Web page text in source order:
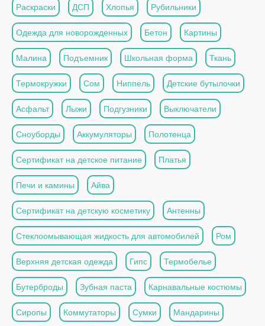
Раскраски ДСП Хлопья Рубильники
Одежда для новорожденных Бетон Картины
Малина Подъемник Школьная форма Ткань
Термокружки Сом Ниппель Детские бутылочки
Асфальт Лыжи Подгузники Выключатели
Сноуборды Аккумуляторы Полотенца
Сертификат на детское питание Платья
Печи и камины Айва
Сертификат на детскую косметику Антенны
Стеклоомывающая жидкость для автомобилей Ром
Верхняя детская одежда Гипс Термобелье
Бутерброды Зубная паста Карнавальные костюмы
Сиропы Коммутаторы Сумки Мандарины